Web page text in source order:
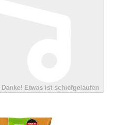
Danke! Etwas ist schiefgelaufen